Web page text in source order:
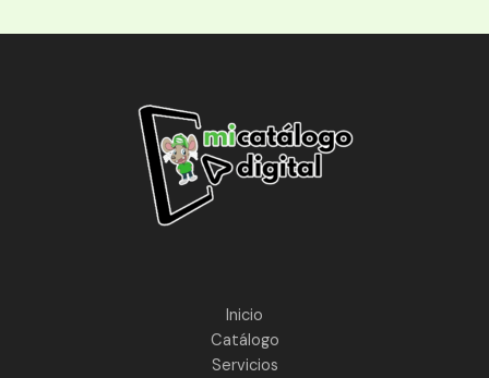
Inicio
Catálogo
Servicios